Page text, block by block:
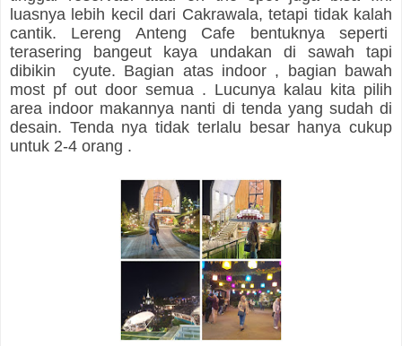
luasnya lebih kecil dari Cakrawala, tetapi tidak kalah
cantik. Lereng Anteng Cafe bentuknya seperti
terasering bangeut kaya undakan di sawah tapi
dibikin cyute. Bagian atas indoor , bagian bawah
most pf out door semua . Lucunya kalau kita pilih
area indoor makannya nanti di tenda yang sudah di
desain. Tenda nya tidak terlalu besar hanya cukup
untuk 2-4 orang .